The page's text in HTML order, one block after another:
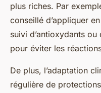
plus riches. Par
conseillé d’appliquer
suivi d’antioxydants
pour éviter les
De plus, l’adaptation
régulière de